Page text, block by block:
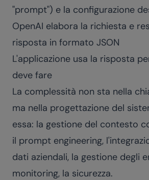
"prompt") e la configurazione
OpenAI elabora la richiesta e
risposta in formato JSON
L'applicazione usa la risposta
deve fare
La complessità non sta nella
ma nella progettazione del
essa: la gestione del contesto
il prompt engineering,
dati aziendali, la gestione degli
monitoring, la sicurezza.